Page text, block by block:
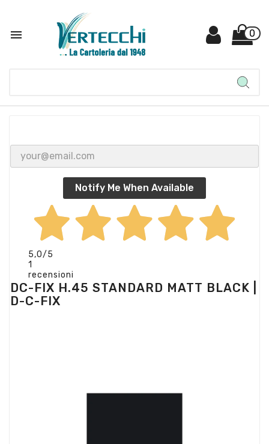
 0
Notify Me When Available
5,0/5
1
recensioni
DC-FIX H.45 STANDARD MATT BLACK |
D-C-FIX